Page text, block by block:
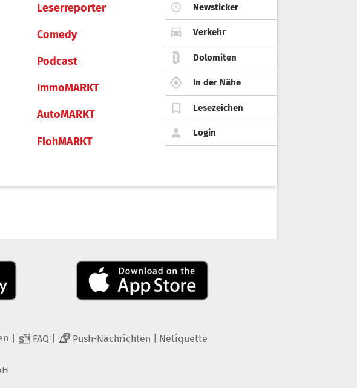
Leserreporter
Comedy
Podcast
ImmoMARKT
AutoMARKT
FlohMARKT
Newsticker
Verkehr
Dolomiten
In der Nähe
Lesezeichen
Login
FAQ 2 Push-Nachrichten Netiquette